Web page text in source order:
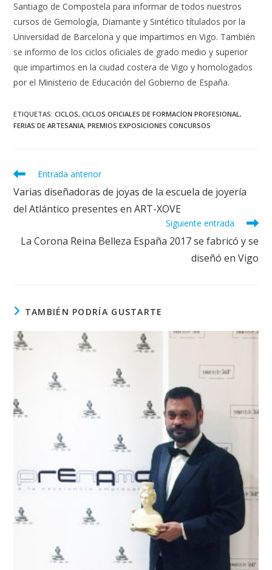
Santiago de Compostela para informar de todos nuestros
cursos de Gemología, Diamante y Sintético títulados por la
Universidad de Barcelona y que impartimos en Vigo. También
se informo de los ciclos oficiales de grado medio y superior
que impartimos en la ciudad costera de Vigo y homologados
por el Ministerio de Educación del Gobierno de España.
ETIQUETAS:CICLOS, CICLOS OFICIALES DE FORMACÍON PROFESIONAL,
FERIAS DE ARTESANIA, PREMIOS EXPOSICIONES CONCURSOS
Leer
artículos
Entrada anterior
Varias diseñadoras de joyas de la escuela de joyería
del Atlántico presentes en ART-XOVE
Siguiente entrada
La Corona Reina Belleza España 2017 se fabricó y se
diseñó en Vigo
TAMBIÉN PODRÍA GUSTARTE